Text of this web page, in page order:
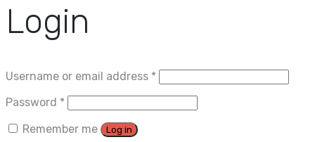
Login
Username or email address *
Password *
Remember me
Log in